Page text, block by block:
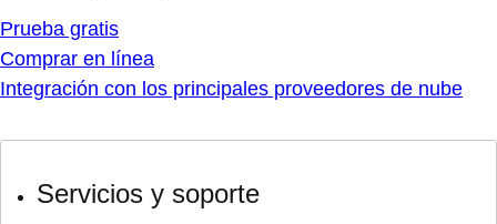
Prueba gratis
Comprar en línea
Integración con los principales proveedores de nube
Servicios y soporte